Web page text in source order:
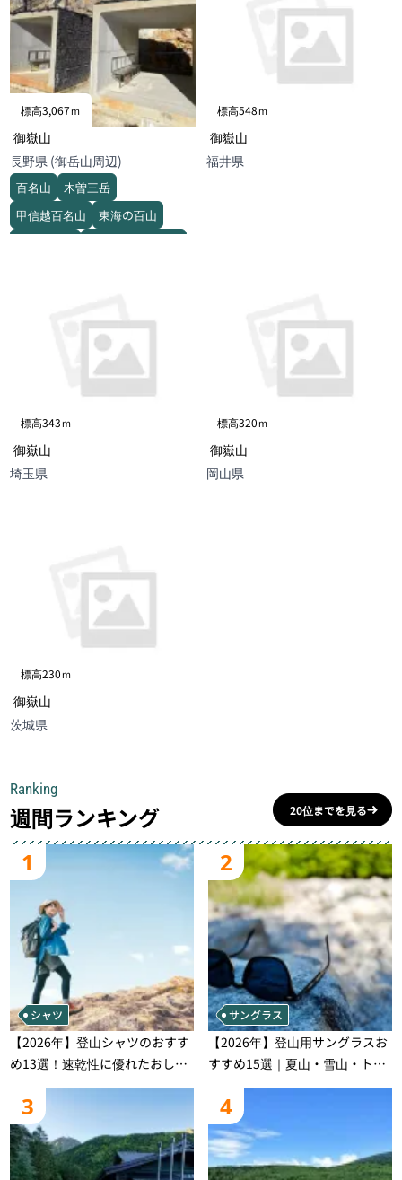
標高3,067ｍ
御嶽山
長野県 (御岳山周辺)
百名山
木曽三岳
甲信越百名山
東海の百山
標高548ｍ
御嶽山
福井県
標高343ｍ
御嶽山
埼玉県
標高320ｍ
御嶽山
岡山県
標高230ｍ
御嶽山
茨城県
Ranking
週間ランキング 20位までを見る
1
シャツ
【2026年】登山シャツのおすす
め13選！速乾性に優れたおしゃ
れなモデルを徹底紹介！
2
サングラス
【2026年】登山用サングラスお
すすめ15選｜夏山・雪山・トレ
ラン別、シーンで選ぶ失敗しな
い一本
3 4